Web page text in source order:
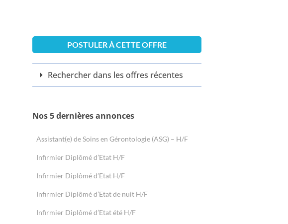
POSTULER À CETTE OFFRE
Rechercher dans les offres récentes
Nos 5 dernières annonces
Assistant(e) de Soins en Gérontologie (ASG) – H/F
Infirmier Diplômé d’Etat H/F
Infirmier Diplômé d’Etat H/F
Infirmier Diplômé d’Etat de nuit H/F
Infirmier Diplômé d’Etat été H/F